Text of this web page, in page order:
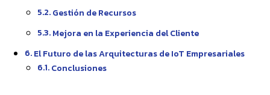
Gestión de Recursos
Mejora en la Experiencia del Cliente
El Futuro de las Arquitecturas de IoT Empresariales
Conclusiones